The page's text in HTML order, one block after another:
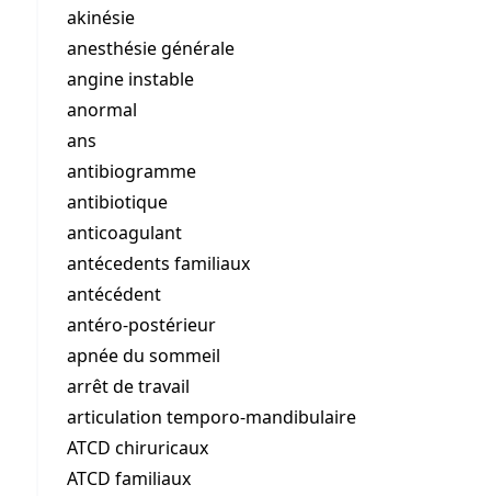
akinésie
anesthésie générale
angine instable
anormal
ans
antibiogramme
antibiotique
anticoagulant
antécedents familiaux
antécédent
antéro-postérieur
apnée du sommeil
arrêt de travail
articulation temporo-mandibulaire
ATCD chiruricaux
ATCD familiaux